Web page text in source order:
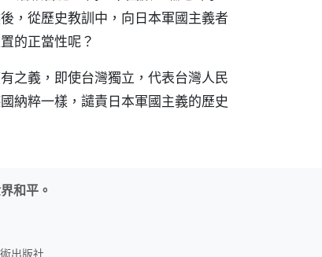
，從歷史教訓中，向日本軍國主義者
的正當性呢？
之義，即使台灣獨立，代表台灣人民
納粹一樣，譴責日本軍國主義的歷史
和平。
出版社